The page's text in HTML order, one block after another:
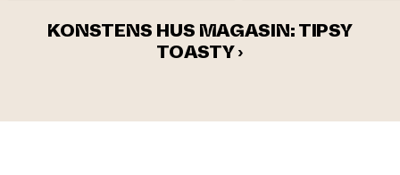
KONSTENS HUS MAGASIN: TIPSY
TOASTY ›